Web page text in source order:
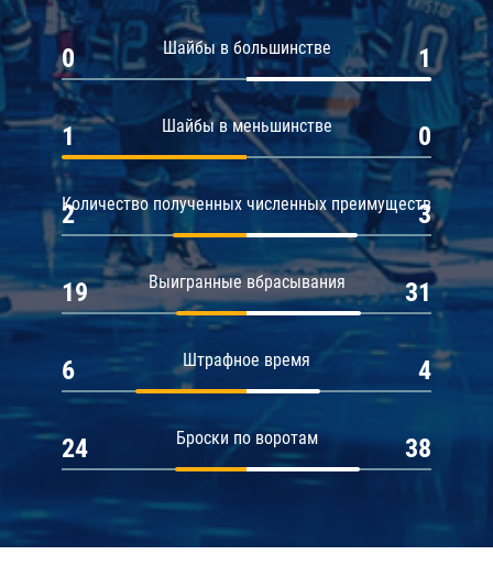
Шайбы в большинстве
0 1
Шайбы в меньшинстве
1 0
Количество полученных численных преимуществ
2 3
Выигранные вбрасывания
19 31
Штрафное время
6 4
Броски по воротам
24 38